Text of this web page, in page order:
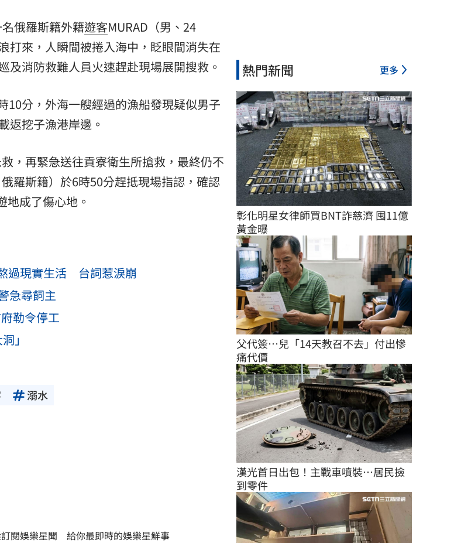
俄羅斯籍外籍遊客MURAD（男、24
打來，人瞬間被捲入海中，眨眼間消失在
消防救難人員火速趕赴現場展開搜救。
10分，外海一艘經過的漁船發現疑似男子
返挖子漁港岸邊。
，再緊急送往貢寮衛生所搶救，最終仍不
羅斯籍）於6時50分趕抵現場指認，確認
地成了傷心地。
過現實生活 台詞惹淚崩
急尋飼主
勒令停工
」
溺水
閱娛樂星聞 給你最即時的娛樂星鮮事
熱門新聞 更多
彰化明星女律師買BNT詐慈濟 囤11億
黃金曝
父代簽…兒「14天教召不去」付出慘
痛代價
漢光首日出包！主戰車噴裝…居民撿
到零件